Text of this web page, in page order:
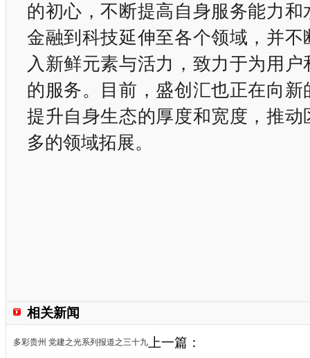
的初心，不断提高自身服务能力和
金融到科技延伸至各个领域，并不
入新鲜元素与活力，致力于为用
的服务。目前，盛创汇也正在向新
提升自身生态的厚度和宽度，推动
多的领域拓展。
相关新闻
上一篇：
多彩贵州 党建之光系列报道之三十九